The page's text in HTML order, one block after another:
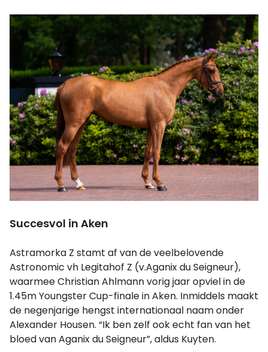
Succesvol in Aken
Astramorka Z stamt af van de veelbelovende
Astronomic vh Legitahof Z (v.Aganix du Seigneur),
waarmee Christian Ahlmann vorig jaar opviel in de
1.45m Youngster Cup-finale in Aken. Inmiddels maakt
de negenjarige hengst internationaal naam onder
Alexander Housen. “Ik ben zelf ook echt fan van het
bloed van Aganix du Seigneur”, aldus Kuyten.